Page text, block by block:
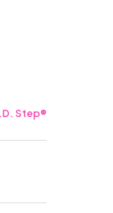
Step®